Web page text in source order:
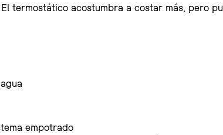
termostático acostumbra a costar más, pero
empotrado